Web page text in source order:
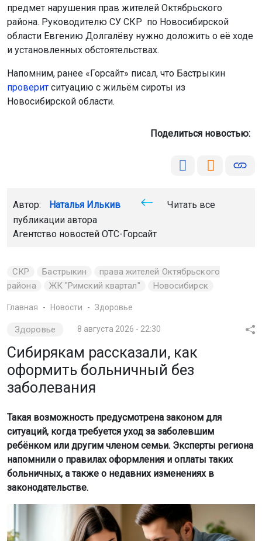
предмет нарушения прав жителей Октябрьского
района. Руководителю СУ СКР по Новосибирской
области Евгению Долгалёву нужно доложить о её ходе
и установленных обстоятельствах.
Напомним, ранее «Горсайт» писал, что Бастрыкин
проверит ситуацию с жильём сироты из
Новосибирской области.
Поделиться новостью:
Автор: Наталья Илькив
Читать все
публикации автора
Агентство новостей ОТС-Горсайт
СКР Бастрыкин
права жителей Октябрьского
района
ЖК "Римский квартал" Новосибирск
Главная Новости Здоровье
Здоровье 8 августа 2026 - 22:30
Сибирякам рассказали, как
оформить больничный без
заболевания
Такая возможность предусмотрена законом для
ситуаций, когда требуется уход за заболевшим
ребёнком или другим членом семьи. Эксперты региона
напомнили о правилах оформления и оплаты таких
больничных, а также о недавних изменениях в
законодательстве.